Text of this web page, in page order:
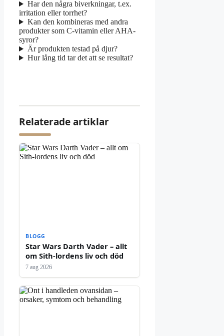
Har den några biverkningar, t.ex.
irritation eller torrhet?
Kan den kombineras med andra
produkter som C-vitamin eller AHA-
syror?
Är produkten testad på djur?
Hur lång tid tar det att se resultat?
Relaterade artiklar
BLOGG
Star Wars Darth Vader – allt
om Sith-lordens liv och död
7 aug 2026